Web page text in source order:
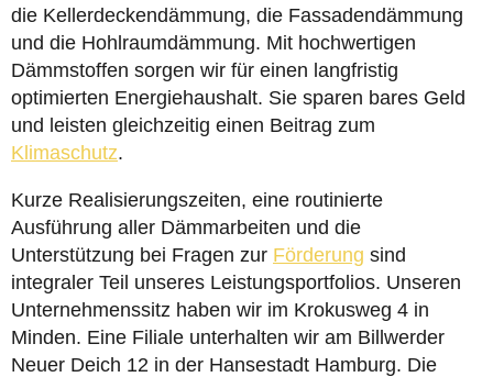
die Kellerdeckendämmung, die Fassadendämmung
und die Hohlraumdämmung. Mit hochwertigen
Dämmstoffen sorgen wir für einen langfristig
optimierten Energiehaushalt. Sie sparen bares Geld
und leisten gleichzeitig einen Beitrag zum
Klimaschutz.
Kurze Realisierungszeiten, eine routinierte
Ausführung aller Dämmarbeiten und die
Unterstützung bei Fragen zur Förderung sind
integraler Teil unseres Leistungsportfolios. Unseren
Unternehmenssitz haben wir im Krokusweg 4 in
Minden. Eine Filiale unterhalten wir am Billwerder
Neuer Deich 12 in der Hansestadt Hamburg. Die